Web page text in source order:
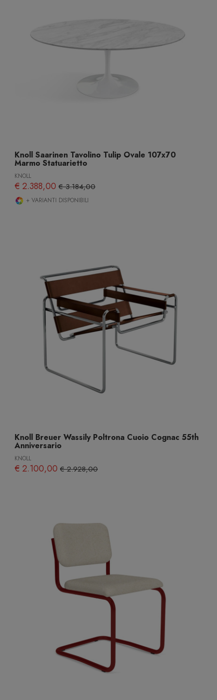
Knoll Saarinen Tavolino Tulip Ovale 107x70
Marmo Statuarietto
KNOLL
€ 2.388,00 € 3.184,00
+ VARIANTI DISPONIBILI
Knoll Breuer Wassily Poltrona Cuoio Cognac 55th
Anniversario
KNOLL
€ 2.100,00 € 2.928,00